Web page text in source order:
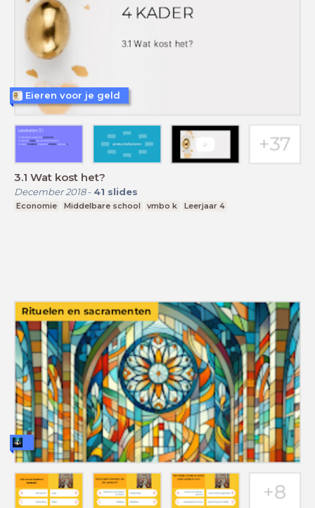
3.1 Wat kost het?
December 2018- 41 slides
Economie Middelbare school vmbo k Leerjaar 4
Eieren voor je geld